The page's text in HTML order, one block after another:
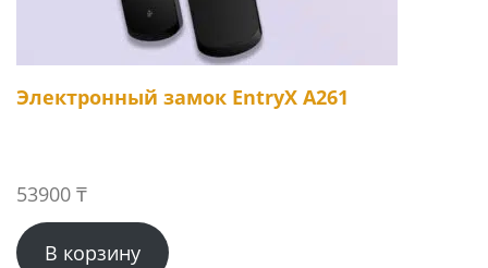
Электронный замок EntryX A261
53900 ₸
В корзину